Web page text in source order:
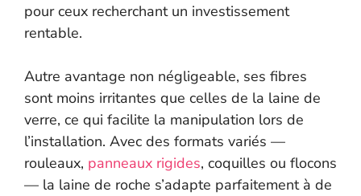
pour ceux recherchant un investissement
rentable.
Autre avantage non négligeable, ses fibres
sont moins irritantes que celles de la laine de
verre, ce qui facilite la manipulation lors de
l’installation. Avec des formats variés —
rouleaux, panneaux rigides, coquilles ou flocons
— la laine de roche s’adapte parfaitement à de